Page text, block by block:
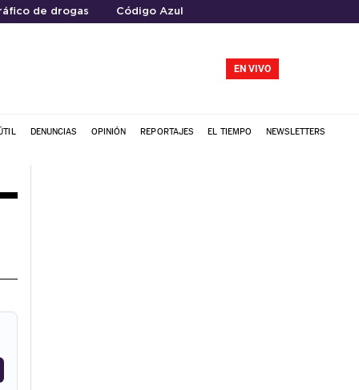
de drogas Código Azul
EN VIVO
DENUNCIAS OPINIÓN REPORTAJES EL TIEMPO NEWSLETTERS